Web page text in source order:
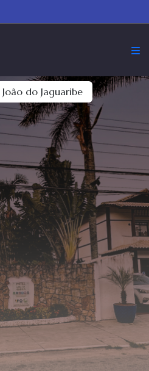
do Jaguaribe